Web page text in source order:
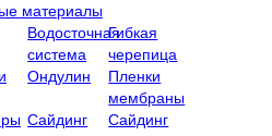
материалы
Водосточная
система
Гибкая
черепица
Ондулин
Пленки
мембраны
Сайдинг
Сайдинг